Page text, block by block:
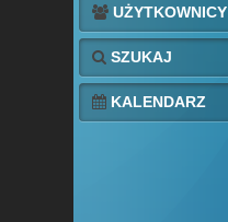
UŻYTKOWNICY
SZUKAJ
KALENDARZ